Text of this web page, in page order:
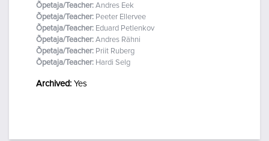
Õpetaja/Teacher: Andres Eek
Õpetaja/Teacher: Peeter Ellervee
Õpetaja/Teacher: Eduard Petlenkov
Õpetaja/Teacher: Andres Rähni
Õpetaja/Teacher: Priit Ruberg
Õpetaja/Teacher: Hardi Selg
Archived: Yes